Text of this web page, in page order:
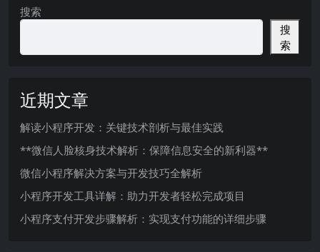
搜索
搜
索
近期文章
解读小程序开发：关键技术剖析与最佳实践
**微信人脸核身技术解析：保障信息安全的新利器**
微信小程序解决方案与开发技巧全解析
小程序开发工具详解：助力开发者轻松完成项目
小程序支付开发步骤解析：实现支付功能的详细步骤